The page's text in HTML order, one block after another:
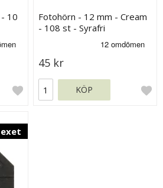
10
Fotohörn - 12 mm - Cream
- 108 st - Syrafri
45 kr
KÖP